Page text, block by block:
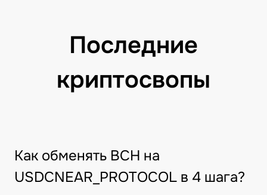
Последние
криптосвопы
Как обменять BCH на
USDCNEAR_PROTOCOL в 4 шага?